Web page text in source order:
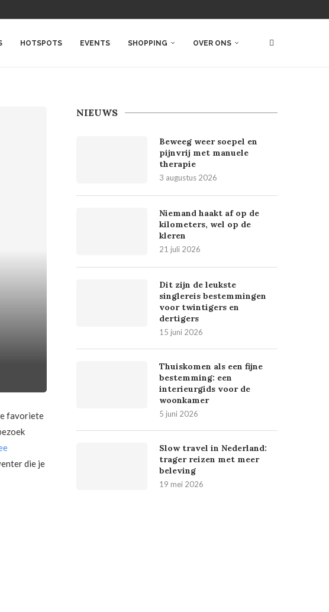
HOTSPOTS EVENTS SHOPPING OVER ONS
favoriete
die je
NIEUWS
Beweeg weer soepel en
pijnvrij met manuele
therapie
3 augustus 2026
Niemand haakt af op de
kilometers, wel op de
kleren
21 juli 2026
Dit zijn de leukste
singlereis bestemmingen
voor twintigers en
dertigers
15 juni 2026
Thuiskomen als een fijne
bestemming: een
interieurgids voor de
woonkamer
5 juni 2026
Slow travel in Nederland:
trager reizen met meer
beleving
19 mei 2026